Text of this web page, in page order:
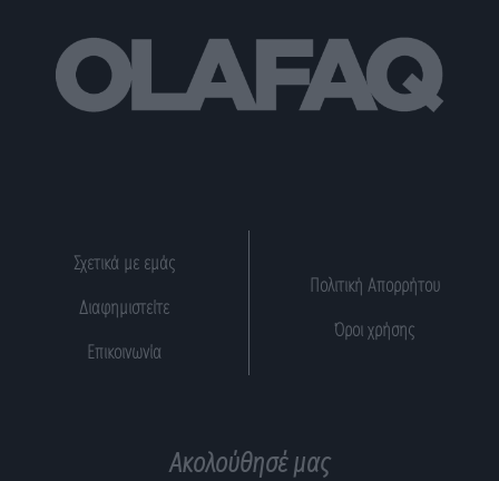
Σχετικά με εμάς
Διαφημιστείτε
Επικοινωνία
Πολιτική Απορρήτου
Όροι χρήσης
Ακολούθησέ μας